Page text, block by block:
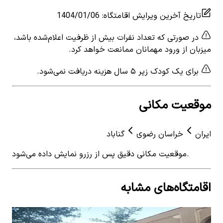
تاریخ آخرین ویرایش اقامتگاه:
1404/01/06
در صورتی که تعداد نفرات بیش از ظرفیت اعلام‌شده باشد،
میزبان از ورود مهمانان ممانعت خواهد کرد.
برای یک کودک زیر ۵ سال هزینه دریافت نمی‌شود.
موقعیت مکانی
ایران خراسان رضوی
گناباد
موقعیت مکانی دقیق پس از رزرو نمایش داده می‌شود.
اقامتگاه‌های مشابه
View details for اجاره بومگردی در روستای ریاب گناباد